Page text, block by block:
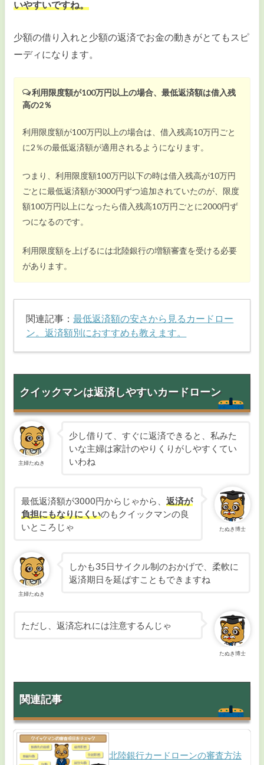
いやすいですね。
少額の借り入れと少額の返済でお金の動きがとてもスピ
ーディになります。
利用限度額が100万円以上の場合、最低返済額は借入残
高の2％
利用限度額が100万円以上の場合は、借入残高10万円ごと
に2％の最低返済額が適用されるようになります。
つまり、利用限度額100万円以下の時は借入残高が10万円
ごとに最低返済額が3000円ずつ追加されていたのが、限度
額100万円以上になったら借入残高10万円ごとに2000円ず
つになるのです。
利用限度額を上げるには北陸銀行の増額審査を受ける必要
があります。
関連記事：最低返済額の安さから見るカードロー
ン。返済額別におすすめも教えます。
クイックマンは返済しやすいカードローン
主婦たぬき
少し借りて、すぐに返済できると、私みた
いな主婦は家計のやりくりがしやすくてい
いわね
たぬき博士
最低返済額が3000円からじゃから、返済が
負担にもなりにくいのもクイックマンの良
いところじゃ
主婦たぬき
しかも35日サイクル制のおかげで、柔軟に
返済期日を延ばすこともできますね
たぬき博士
ただし、返済忘れには注意するんじゃ
関連記事
北陸銀行カードローンの審査方法